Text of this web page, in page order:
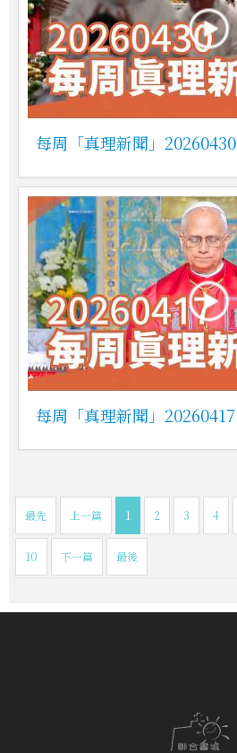
每周「真理新聞」20260430
每周「真理新聞」20260417
最先 上一篇 1 2 3 4
10 下一篇 最後